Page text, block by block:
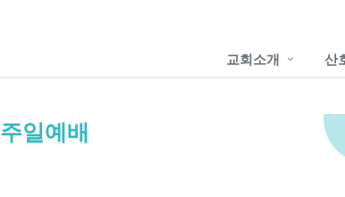
교회소개 산
주일예배